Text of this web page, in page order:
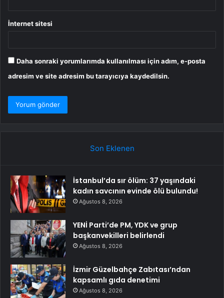
İnternet sitesi
Daha sonraki yorumlarımda kullanılması için adım, e-posta
adresim ve site adresim bu tarayıcıya kaydedilsin.
Son Eklenen
İstanbul’da sır ölüm: 37 yaşındaki
kadın savcının evinde ölü bulundu!
Ağustos 8, 2026
YENİ Parti’de PM, YDK ve grup
başkanvekilleri belirlendi
Ağustos 8, 2026
İzmir Güzelbahçe Zabıtası’ndan
kapsamlı gıda denetimi
Ağustos 8, 2026